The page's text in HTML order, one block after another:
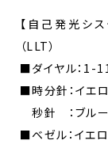
【自己発光シス
（LLT）
■ダイヤル：1-
■時分針：イエ
秒針 ：ブルー
■ベゼル：イエ